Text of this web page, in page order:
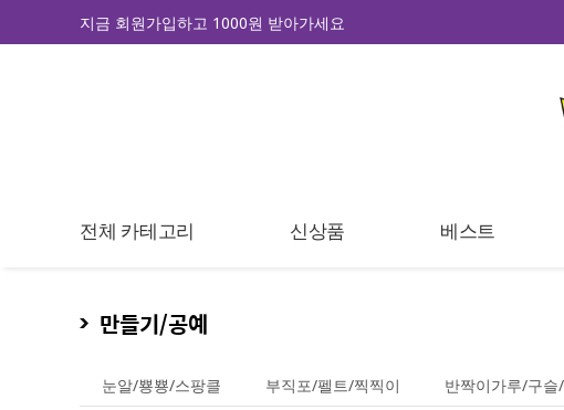
지금 회원가입하고 1000원 받아가세요
전체 카테고리 신상품 베스트
만들기/공예
눈알/뿅뿅/스팡클 부직포/펠트/찍찍이 반짝이가루/구슬